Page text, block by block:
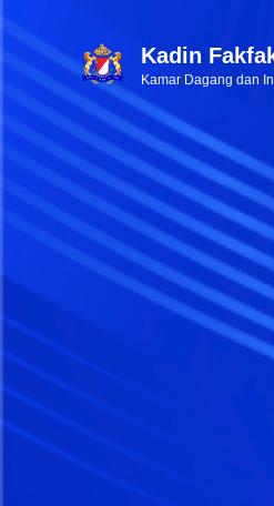
Kadin
Kamar Dagang dan